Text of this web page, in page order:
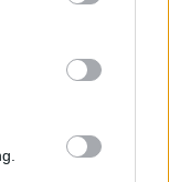
party tags to
in below Google
del móvil.
capaz de
las
país está
de servicios